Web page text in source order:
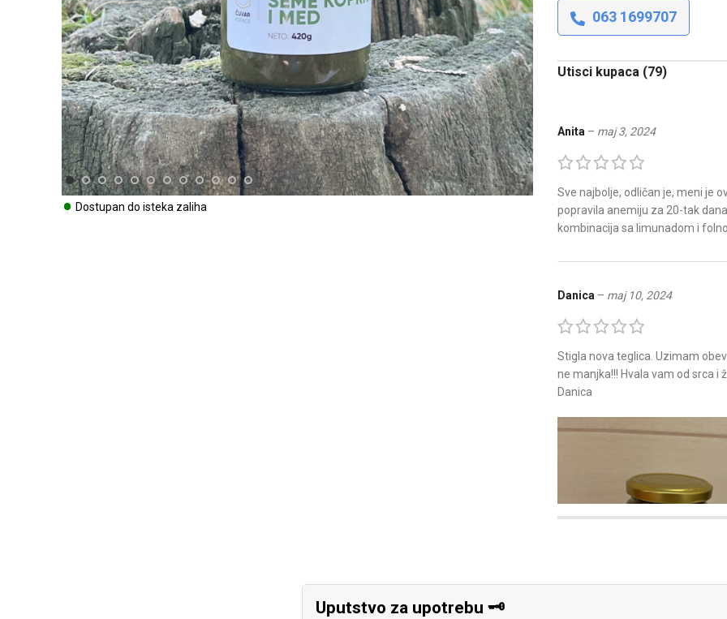
• Dostupan do isteka zaliha
063 1699707
Utisci kupaca (79)
Anita – maj 3, 2024
Sve najbolje, odličan je, meni je
popravila anemiju za 20-tak
kombinacija sa limunadom i
Danica – maj 10, 2024
Stigla nova teglica. Uzimam
ne manjka!!! Hvala vam od srca i
Danica
Uputstvo za upotrebu 🗝️